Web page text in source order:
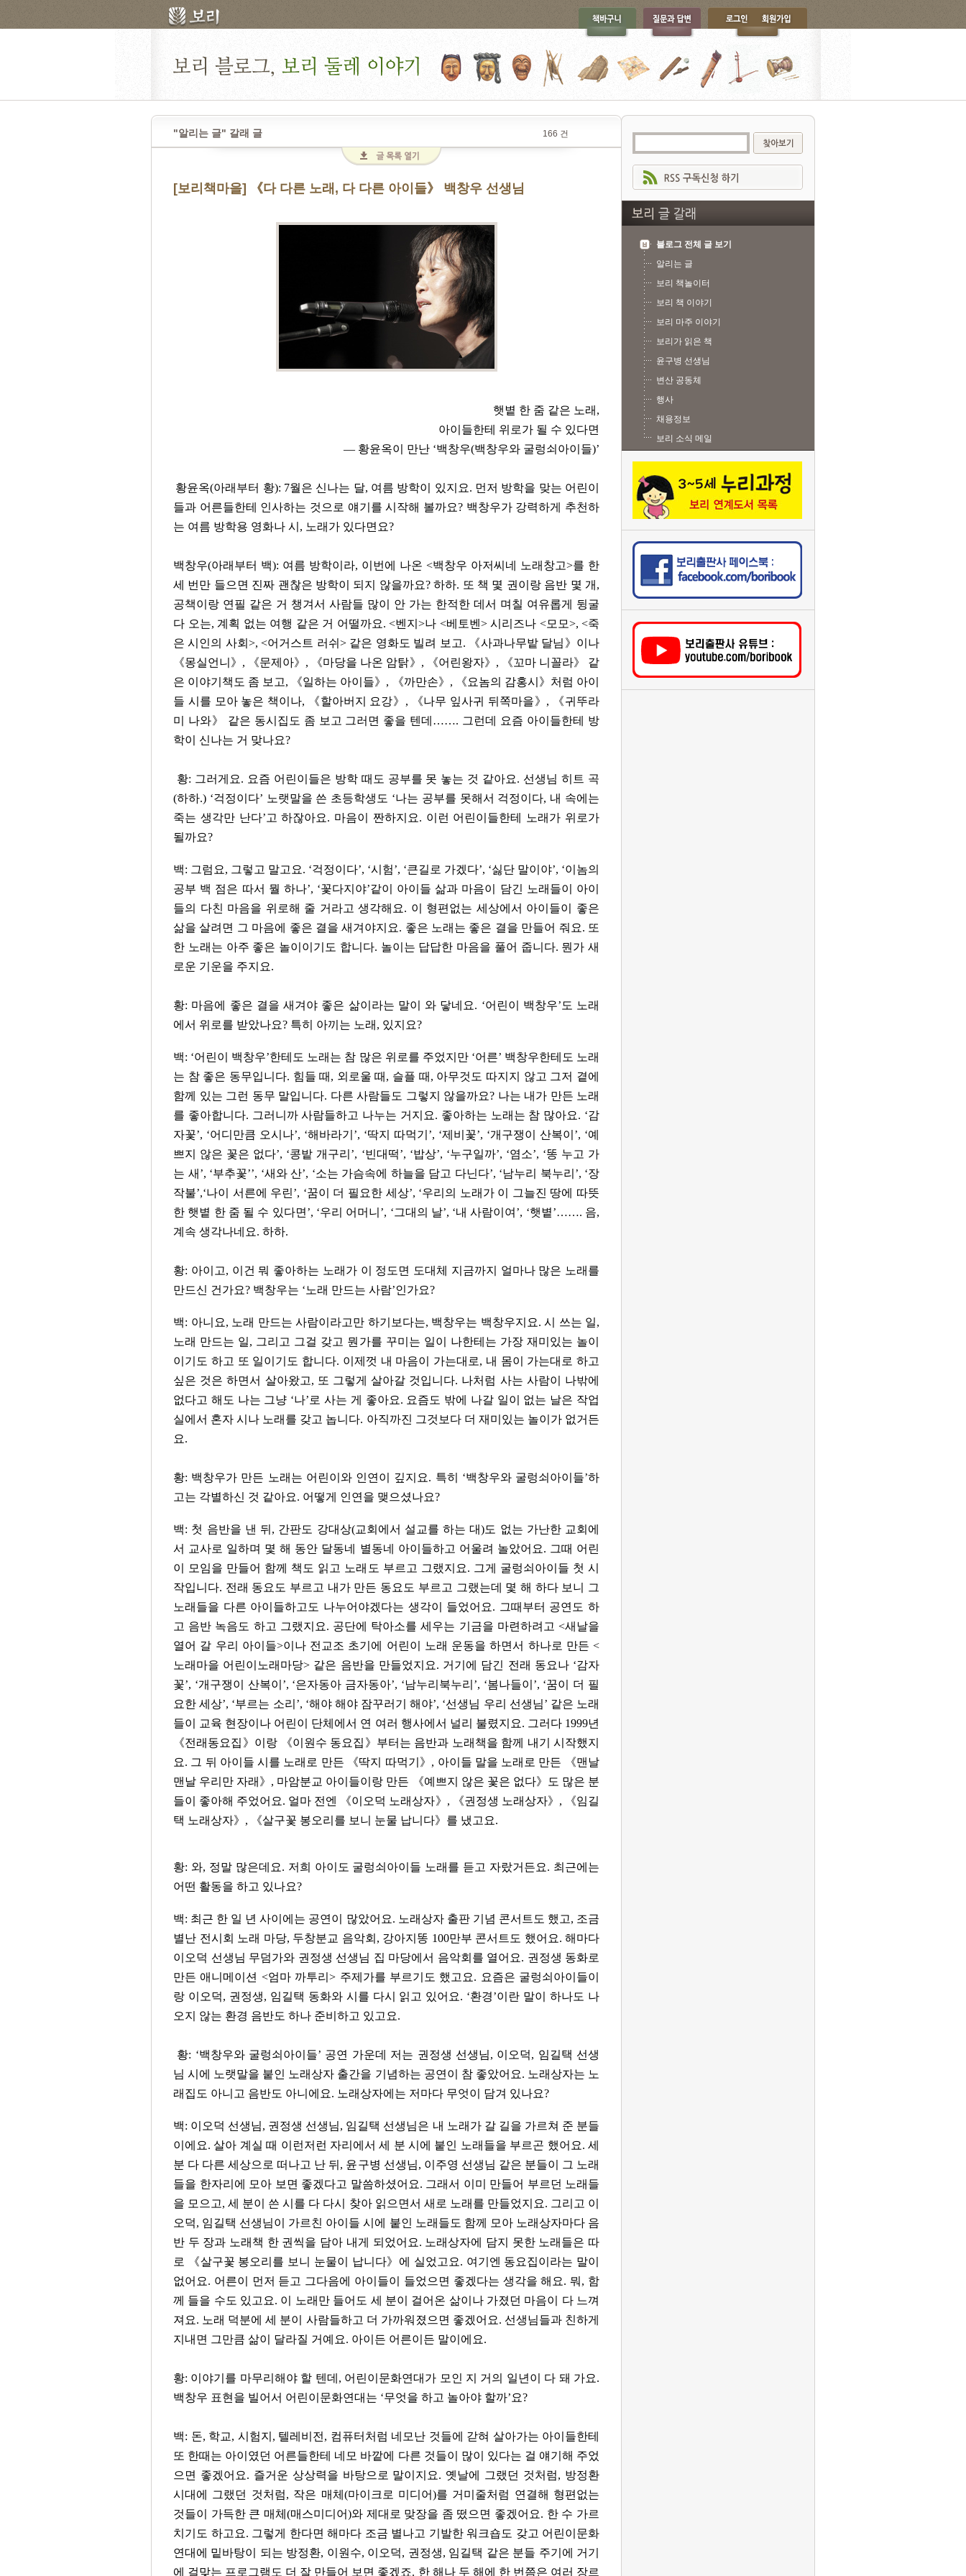
"알리는 글" 갈래 글 166 건
[보리책마을] 《다 다른 노래, 다 다른 아이들》 백창우 선생님
햇볕 한 줌 같은 노래,
아이들한테 위로가 될 수 있다면
― 황윤옥이 만난 ‘백창우(백창우와 굴렁쇠아이들)’
황윤옥(아래부터 황): 7월은 신나는 달, 여름 방학이 있지요. 먼저 방학을 맞는 어린이
들과 어른들한테 인사하는 것으로 얘기를 시작해 볼까요? 백창우가 강력하게 추천하
는 여름 방학용 영화나 시, 노래가 있다면요?
백창우(아래부터 백): 여름 방학이라, 이번에 나온 <백창우 아저씨네 노래창고>를 한
세 번만 들으면 진짜 괜찮은 방학이 되지 않을까요? 하하. 또 책 몇 권이랑 음반 몇 개,
공책이랑 연필 같은 거 챙겨서 사람들 많이 안 가는 한적한 데서 며칠 여유롭게 뒹굴
다 오는, 계획 없는 여행 같은 거 어떨까요. <벤지>나 <베토벤> 시리즈나 <모모>, <죽
은 시인의 사회>,<어거스트 러쉬> 같은 영화도 빌려 보고. 《사과나무밭 달님》이나
《몽실언니》, 《문제아》, 《마당을 나온 암탉》, 《어린왕자》, 《꼬마 니꼴라》 같
은 이야기책도 좀 보고, 《일하는 아이들》, 《까만손》, 《요놈의 감홍시》처럼 아이
들 시를 모아 놓은 책이나, 《할아버지 요강》, 《나무 잎사귀 뒤쪽마을》, 《귀뚜라
미 나와》 같은 동시집도 좀 보고 그러면 좋을 텐데……. 그런데 요즘 아이들한테 방
학이 신나는 거 맞나요?
황: 그러게요. 요즘 어린이들은 방학 때도 공부를 못 놓는 것 같아요. 선생님 히트 곡
(하하.) ‘걱정이다’ 노랫말을 쓴 초등학생도 ‘나는 공부를 못해서 걱정이다, 내 속에는
죽는 생각만 난다’고 하잖아요. 마음이 짠하지요. 이런 어린이들한테 노래가 위로가
될까요?
백: 그럼요, 그렇고 말고요. ‘걱정이다’, ‘시험’, ‘큰길로 가겠다’, ‘싫단 말이야’, ‘이놈의
공부 백 점은 따서 뭘 하나’, ‘꽃다지야’같이 아이들 삶과 마음이 담긴 노래들이 아이
들의 다친 마음을 위로해 줄 거라고 생각해요. 이 형편없는 세상에서 아이들이 좋은
삶을 살려면 그 마음에 좋은 결을 새겨야지요. 좋은 노래는 좋은 결을 만들어 줘요. 또
한 노래는 아주 좋은 놀이이기도 합니다. 놀이는 답답한 마음을 풀어 줍니다. 뭔가 새
로운 기운을 주지요.
황: 마음에 좋은 결을 새겨야 좋은 삶이라는 말이 와 닿네요. ‘어린이 백창우’도 노래
에서 위로를 받았나요? 특히 아끼는 노래, 있지요?
백: ‘어린이 백창우’한테도 노래는 참 많은 위로를 주었지만 ‘어른’ 백창우한테도 노래
는 참 좋은 동무입니다. 힘들 때, 외로울 때, 슬플 때, 아무것도 따지지 않고 그저 곁에
함께 있는 그런 동무 말입니다. 다른 사람들도 그렇지 않을까요? 나는 내가 만든 노래
를 좋아합니다. 그러니까 사람들하고 나누는 거지요. 좋아하는 노래는 참 많아요. ‘감
자꽃’, ‘어디만큼 오시나’, ‘해바라기’, ‘딱지 따먹기’, ‘제비꽃’, ‘개구쟁이 산복이’, ‘예
쁘지 않은 꽃은 없다’, ‘콩밭 개구리’, ‘빈대떡’, ‘밥상’, ‘누구일까’, ‘염소’, ‘똥 누고 가
는 새’, ‘부추꽃’’, ‘새와 산’, ‘소는 가슴속에 하늘을 담고 다닌다’, ‘남누리 북누리’, ‘장
작불’,‘나이 서른에 우린’, ‘꿈이 더 필요한 세상’, ‘우리의 노래가 이 그늘진 땅에 따뜻
한 햇볕 한 줌 될 수 있다면’, ‘우리 어머니’, ‘그대의 날’, ‘내 사람이여’, ‘햇볕’……. 음,
계속 생각나네요. 하하.
황: 아이고, 이건 뭐 좋아하는 노래가 이 정도면 도대체 지금까지 얼마나 많은 노래를
만드신 건가요? 백창우는 ‘노래 만드는 사람’인가요?
백: 아니요, 노래 만드는 사람이라고만 하기보다는, 백창우는 백창우지요. 시 쓰는 일,
노래 만드는 일, 그리고 그걸 갖고 뭔가를 꾸미는 일이 나한테는 가장 재미있는 놀이
이기도 하고 또 일이기도 합니다. 이제껏 내 마음이 가는대로, 내 몸이 가는대로 하고
싶은 것은 하면서 살아왔고, 또 그렇게 살아갈 것입니다. 나처럼 사는 사람이 나밖에
없다고 해도 나는 그냥 ‘나’로 사는 게 좋아요. 요즘도 밖에 나갈 일이 없는 날은 작업
실에서 혼자 시나 노래를 갖고 놉니다. 아직까진 그것보다 더 재미있는 놀이가 없거든
요.
황: 백창우가 만든 노래는 어린이와 인연이 깊지요. 특히 ‘백창우와 굴렁쇠아이들’하
고는 각별하신 것 같아요. 어떻게 인연을 맺으셨나요?
백: 첫 음반을 낸 뒤, 간판도 강대상(교회에서 설교를 하는 대)도 없는 가난한 교회에
서 교사로 일하며 몇 해 동안 달동네 별동네 아이들하고 어울려 놀았어요. 그때 어린
이 모임을 만들어 함께 책도 읽고 노래도 부르고 그랬지요. 그게 굴렁쇠아이들 첫 시
작입니다. 전래 동요도 부르고 내가 만든 동요도 부르고 그랬는데 몇 해 하다 보니 그
노래들을 다른 아이들하고도 나누어야겠다는 생각이 들었어요. 그때부터 공연도 하
고 음반 녹음도 하고 그랬지요. 공단에 탁아소를 세우는 기금을 마련하려고 <새날을
열어 갈 우리 아이들>이나 전교조 초기에 어린이 노래 운동을 하면서 하나로 만든 <
노래마을 어린이노래마당> 같은 음반을 만들었지요. 거기에 담긴 전래 동요나 ‘감자
꽃’, ‘개구쟁이 산복이’, ‘은자동아 금자동아’, ‘남누리북누리’, ‘봄나들이’, ‘꿈이 더 필
요한 세상’, ‘부르는 소리’, ‘해야 해야 잠꾸러기 해야’, ‘선생님 우리 선생님’ 같은 노래
들이 교육 현장이나 어린이 단체에서 연 여러 행사에서 널리 불렸지요. 그러다 1999년
《전래동요집》이랑 《이원수 동요집》부터는 음반과 노래책을 함께 내기 시작했지
요. 그 뒤 아이들 시를 노래로 만든 《딱지 따먹기》, 아이들 말을 노래로 만든 《맨날
맨날 우리만 자래》, 마암분교 아이들이랑 만든 《예쁘지 않은 꽃은 없다》도 많은 분
들이 좋아해 주었어요. 얼마 전엔 《이오덕 노래상자》, 《권정생 노래상자》, 《임길
택 노래상자》, 《살구꽃 봉오리를 보니 눈물 납니다》를 냈고요.
황: 와, 정말 많은데요. 저희 아이도 굴렁쇠아이들 노래를 듣고 자랐거든요. 최근에는
어떤 활동을 하고 있나요?
백: 최근 한 일 년 사이에는 공연이 많았어요. 노래상자 출판 기념 콘서트도 했고, 조금
별난 전시회 노래 마당, 두창분교 음악회, 강아지똥 100만부 콘서트도 했어요. 해마다
이오덕 선생님 무덤가와 권정생 선생님 집 마당에서 음악회를 열어요. 권정생 동화로
만든 애니메이션 <엄마 까투리> 주제가를 부르기도 했고요. 요즘은 굴렁쇠아이들이
랑 이오덕, 권정생, 임길택 동화와 시를 다시 읽고 있어요. ‘환경’이란 말이 하나도 나
오지 않는 환경 음반도 하나 준비하고 있고요.
황: ‘백창우와 굴렁쇠아이들’ 공연 가운데 저는 권정생 선생님, 이오덕, 임길택 선생
님 시에 노랫말을 붙인 노래상자 출간을 기념하는 공연이 참 좋았어요. 노래상자는 노
래집도 아니고 음반도 아니에요. 노래상자에는 저마다 무엇이 담겨 있나요?
백: 이오덕 선생님, 권정생 선생님, 임길택 선생님은 내 노래가 갈 길을 가르쳐 준 분들
이에요. 살아 계실 때 이런저런 자리에서 세 분 시에 붙인 노래들을 부르곤 했어요. 세
분 다 다른 세상으로 떠나고 난 뒤, 윤구병 선생님, 이주영 선생님 같은 분들이 그 노래
들을 한자리에 모아 보면 좋겠다고 말씀하셨어요. 그래서 이미 만들어 부르던 노래들
을 모으고, 세 분이 쓴 시를 다 다시 찾아 읽으면서 새로 노래를 만들었지요. 그리고 이
오덕, 임길택 선생님이 가르친 아이들 시에 붙인 노래들도 함께 모아 노래상자마다 음
반 두 장과 노래책 한 권씩을 담아 내게 되었어요. 노래상자에 담지 못한 노래들은 따
로 《살구꽃 봉오리를 보니 눈물이 납니다》에 실었고요. 여기엔 동요집이라는 말이
없어요. 어른이 먼저 듣고 그다음에 아이들이 들었으면 좋겠다는 생각을 해요. 뭐, 함
께 들을 수도 있고요. 이 노래만 들어도 세 분이 걸어온 삶이나 가졌던 마음이 다 느껴
져요. 노래 덕분에 세 분이 사람들하고 더 가까워졌으면 좋겠어요. 선생님들과 친하게
지내면 그만큼 삶이 달라질 거예요. 아이든 어른이든 말이에요.
황: 이야기를 마무리해야 할 텐데, 어린이문화연대가 모인 지 거의 일년이 다 돼 가요.
백창우 표현을 빌어서 어린이문화연대는 ‘무엇을 하고 놀아야 할까’요?
백: 돈, 학교, 시험지, 텔레비전, 컴퓨터처럼 네모난 것들에 갇혀 살아가는 아이들한테
또 한때는 아이였던 어른들한테 네모 바깥에 다른 것들이 많이 있다는 걸 얘기해 주었
으면 좋겠어요. 즐거운 상상력을 바탕으로 말이지요. 옛날에 그랬던 것처럼, 방정환
시대에 그랬던 것처럼, 작은 매체(마이크로 미디어)를 거미줄처럼 연결해 형편없는
것들이 가득한 큰 매체(매스미디어)와 제대로 맞장을 좀 떴으면 좋겠어요. 한 수 가르
치기도 하고요. 그렇게 한다면 해마다 조금 별나고 기발한 워크숍도 갖고 어린이문화
연대에 밑바탕이 되는 방정환, 이원수, 이오덕, 권정생, 임길택 같은 분들 주기에 거기
에 걸맞는 프로그램도 더 잘 만들어 보면 좋겠죠. 한 해나 두 해에 한 번쯤은 여러 장르
블로그 전체 글 보기
알리는 글
보리 책놀이터
보리 책 이야기
보리 마주 이야기
보리가 읽은 책
윤구병 선생님
변산 공동체
행사
채용정보
보리 소식 메일